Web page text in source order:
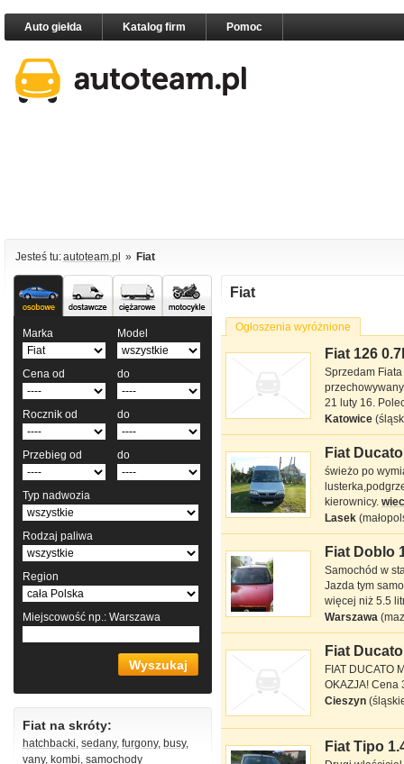
Auto giełda Katalog firm Pomoc
Jesteś tu:autoteam.pl » Fiat
osobowe
Samochody
dostawcze
Samochody
ciężarowe
Motocykle
Marka Model
Cena od do
Rocznik od do
Przebieg od do
Typ nadwozia
Rodzaj paliwa
Region
Miejscowość np.: Warszawa
Fiat na skróty:
hatchbacki sedany, furgony, busy,
vany, kombi samochody
Fiat
Ogłoszenia wyróżnione
Fiat 126 0.7l
Sprzedam
21 luty 16.
Katowice
Fiat Ducato 2 l jtd Fiat
świeżo po
kierownicy.
Lasek
Fiat Doblo Cargo
1.9 l TDI
Fiat Doblo
Samochód w
Jazda tym
więcej niż 5.5
Warszawa
Fiat
FIAT DUCATO
OKAZJA!
Cieszyn
Fiat Tipo 1.4 l Fiat Tipo